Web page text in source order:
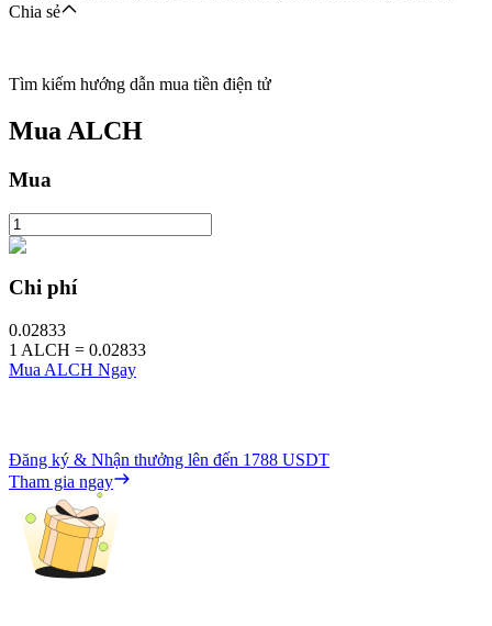
Chia sẻ
Tìm kiếm hướng dẫn mua tiền điện tử
Mua ALCH
Mua
Chi phí
0.02833
1 ALCH = 0.02833
Mua ALCH Ngay
Đăng ký & Nhận thưởng lên đến 1788 USDT
Tham gia ngay